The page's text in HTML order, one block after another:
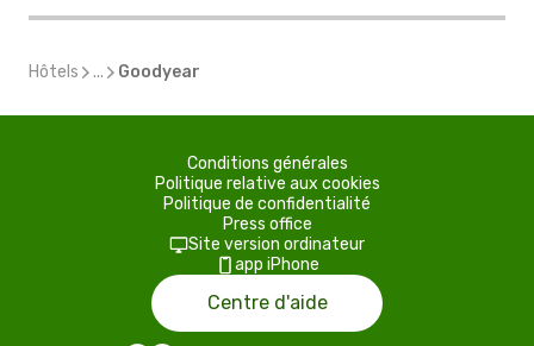
Hôtels ... Goodyear
Conditions générales
Politique relative aux cookies
Politique de confidentialité
Press office
Site version ordinateur
app iPhone
Centre d'aide